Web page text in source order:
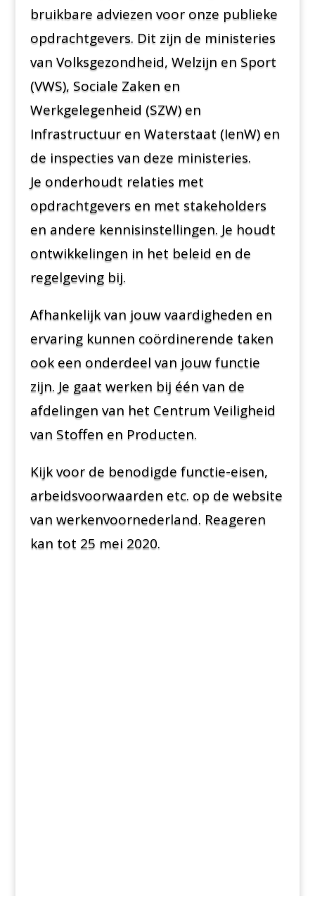
bruikbare adviezen voor onze publieke
opdrachtgevers. Dit zijn de ministeries
van Volksgezondheid, Welzijn en Sport
(VWS), Sociale Zaken en
Werkgelegenheid (SZW) en
Infrastructuur en Waterstaat (IenW) en
de inspecties van deze ministeries.
Je onderhoudt relaties met
opdrachtgevers en met stakeholders
en andere kennisinstellingen. Je houdt
ontwikkelingen in het beleid en de
regelgeving bij.
Afhankelijk van jouw vaardigheden en
ervaring kunnen coördinerende taken
ook een onderdeel van jouw functie
zijn. Je gaat werken bij één van de
afdelingen van het Centrum Veiligheid
van Stoffen en Producten.
Kijk voor de benodigde functie-eisen,
arbeidsvoorwaarden etc. op de website
van werkenvoornederland. Reageren
kan tot 25 mei 2020.